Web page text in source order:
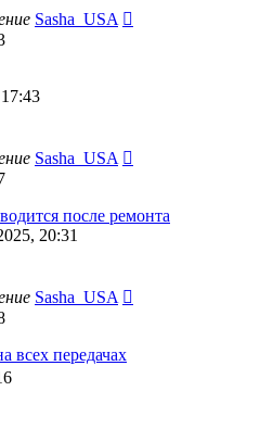
Sasha_USA
Sasha_USA
после ремонта
20:31
Sasha_USA
всех передачах